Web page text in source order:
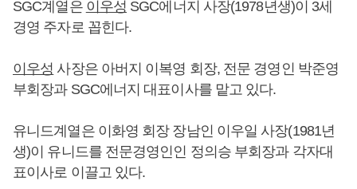
SGC계열은 이우성 SGC에너지 사장(1978년생)이 3세
경영 주자로 꼽힌다.
이우성 사장은 아버지 이복영 회장, 전문 경영인 박준영
부회장과 SGC에너지 대표이사를 맡고 있다.
유니드계열은 이화영 회장 장남인 이우일 사장(1981년
생)이 유니드를 전문경영인인 정의승 부회장과 각자대
표이사로 이끌고 있다.